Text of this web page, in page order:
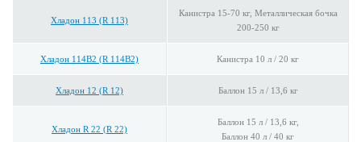
Хладон 113 (R 113)
Канистра 15-70 кг, Металлическая бочка
200-250 кг
Хладон 114В2 (R 114B2) Канистра 10 л / 20 кг
Хладон 12 (R 12) Баллон 15 л / 13,6 кг
Хладон R 22 (R 22)
Баллон 15 л / 13,6 кг,
Баллон 40 л / 40 кг